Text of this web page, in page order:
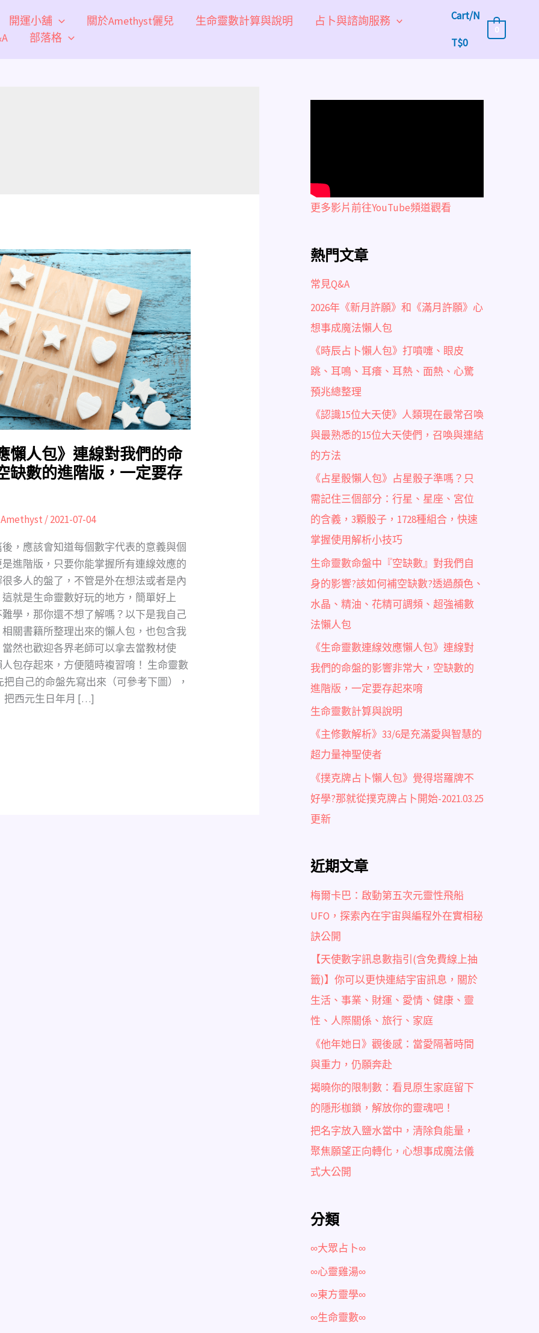
開運小舖 關於Amethyst儷兒 生命靈數計算與說明
占卜與諮詢服務
部落格
Cart/N
T$0
0
懶人包》連線對我們的命
缺數的進階版，一定要存
Amethyst /2021-07-04
，應該會知道每個數字代表的意義與個
進階版，只要你能掌握所有連線效應的
多人的盤了，不管是外在想法或者是內
就是生命靈數好玩的地方，簡單好上
學，那你還不想了解嗎？以下是我自己
關書籍所整理出來的懶人包，也包含我
然也歡迎各界老師可以拿去當教材使
包存起來，方便隨時複習唷！ 生命靈數
自己的命盤先寫出來（可參考下圖），
把西元生日年月 […]
更多影片前往YouTube頻道觀看
熱門文章
常見Q&A
2026年《新月許願》和《滿月許願》心
想事成魔法懶人包
《時辰占卜懶人包》打噴嚏、眼皮
跳、耳鳴、耳癢、耳熱、面熱、心驚
預兆總整理
《認識15位大天使》人類現在最常召喚
與最熟悉的15位大天使們，召喚與連結
的方法
《占星骰懶人包》占星骰子準嗎？只
需記住三個部分：行星、星座、宮位
的含義，3顆骰子，1728種組合，快速
掌握使用解析小技巧
生命靈數命盤中『空缺數』對我們自
身的影響?該如何補空缺數?透過顏色、
水晶、精油、花精可調頻、超強補數
法懶人包
《生命靈數連線效應懶人包》連線對
我們的命盤的影響非常大，空缺數的
進階版，一定要存起來唷
生命靈數計算與說明
《主修數解析》33/6是充滿愛與智慧的
超力量神聖使者
《撲克牌占卜懶人包》覺得塔羅牌不
好學?那就從撲克牌占卜開始-2021.03.25
更新
近期文章
梅爾卡巴：啟動第五次元靈性飛船
UFO，探索內在宇宙與編程外在實相秘
訣公開
【天使數字訊息數指引(含免費線上抽
籤)】你可以更快連結宇宙訊息，關於
生活、事業、財運、愛情、健康、靈
性、人際關係、旅行、家庭
《他年她日》觀後感：當愛隔著時間
與重力，仍願奔赴
揭曉你的限制數：看見原生家庭留下
的隱形枷鎖，解放你的靈魂吧！
把名字放入鹽水當中，清除負能量，
聚焦願望正向轉化，心想事成魔法儀
式大公開
分類
∞大眾占卜∞
∞心靈雞湯∞
∞東方靈學∞
∞生命靈數∞